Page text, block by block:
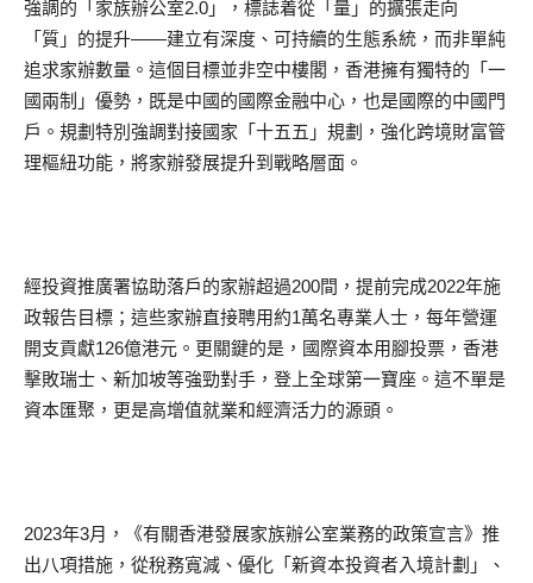
強調的「家族辦公室2.0」，標誌着從「量」的擴張走向
「質」的提升——建立有深度、可持續的生態系統，而非單純
追求家辦數量。這個目標並非空中樓閣，香港擁有獨特的「一
國兩制」優勢，既是中國的國際金融中心，也是國際的中國門
戶。規劃特別強調對接國家「十五五」規劃，強化跨境財富管
理樞紐功能，將家辦發展提升到戰略層面。
經投資推廣署協助落戶的家辦超過200間，提前完成2022年施
政報告目標；這些家辦直接聘用約1萬名專業人士，每年營運
開支貢獻126億港元。更關鍵的是，國際資本用腳投票，香港
擊敗瑞士、新加坡等強勁對手，登上全球第一寶座。這不單是
資本匯聚，更是高增值就業和經濟活力的源頭。
2023年3月，《有關香港發展家族辦公室業務的政策宣言》推
出八項措施，從稅務寬減、優化「新資本投資者入境計劃」、